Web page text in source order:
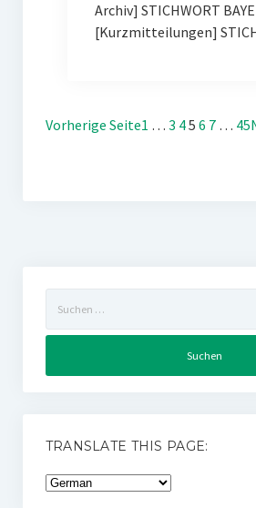
Archiv] STICHWORT
[Kurzmitteilungen]
Vorherige Seite1 … 3 45 6 7 … 45
nach:
TRANSLATE THIS PAGE: